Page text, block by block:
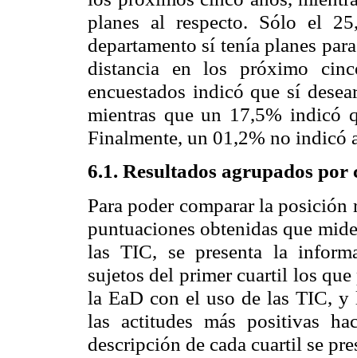
planes al respecto. Sólo el
departamento sí tenía planes
distancia en los próximo
encuestados indicó que sí
mientras que un 17,5% indicó
Finalmente, un 01,2% no indicó
6.1. Resultados agrupados por
Para poder comparar la posición
puntuaciones obtenidas que
las TIC, se presenta la
sujetos del primer cuartil los que
la EaD con el uso de las TIC,
las actitudes más positivas
descripción de cada cuartil se